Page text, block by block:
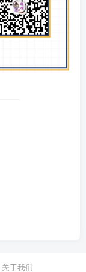
关于我们